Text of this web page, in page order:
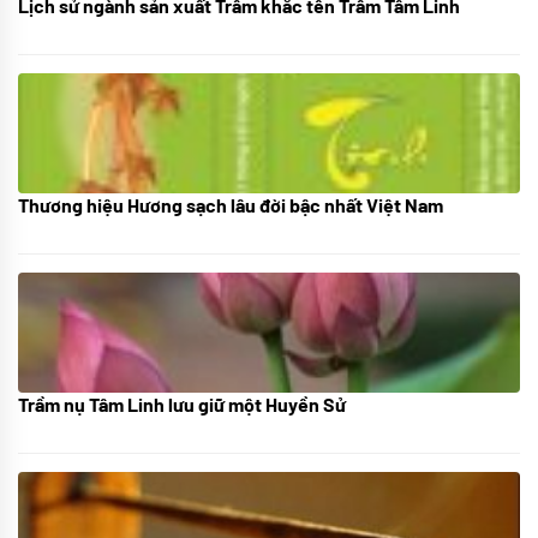
21/10/2025
Lịch sử ngành sản xuất Trầm khắc tên Trầm Tâm Linh
18/10/2025
Thương hiệu Hương sạch lâu đời bậc nhất Việt Nam
05/10/2025
Trầm nụ Tâm Linh lưu giữ một Huyền Sử